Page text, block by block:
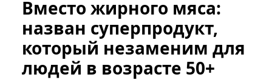
Вместо жирного мяса:
назван суперпродукт,
который незаменим для
людей в возрасте 50+